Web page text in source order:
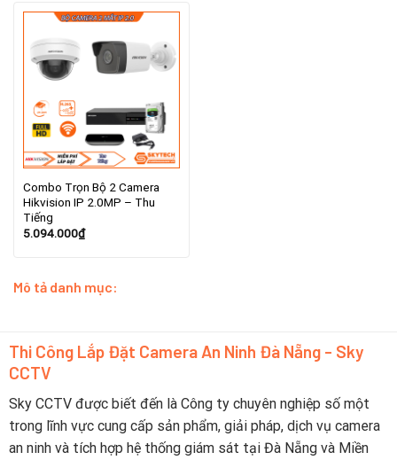
Combo Trọn Bộ 2 Camera
Hikvision IP 2.0MP – Thu
Tiếng
5.094.000₫
Mô tả danh mục:
Thi Công Lắp Đặt Camera An Ninh Đà Nẵng - Sky
CCTV
Sky CCTV được biết đến là Công ty chuyên nghiệp số một
trong lĩnh vực cung cấp sản phẩm, giải pháp, dịch vụ camera
an ninh và tích hợp hệ thống giám sát tại Đà Nẵng và Miền